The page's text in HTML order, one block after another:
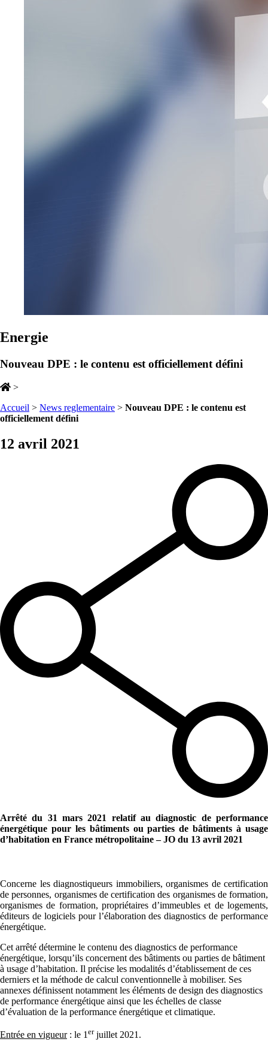
Energie
Nouveau DPE : le contenu est officiellement défini
>
Accueil > News reglementaire > Nouveau DPE : le contenu est
officiellement défini
12 avril 2021
Arrêté du 31 mars 2021 relatif au diagnostic de performance
énergétique pour les bâtiments ou parties de bâtiments à usage
d’habitation en France métropolitaine – JO du 13 avril 2021
Concerne les diagnostiqueurs immobiliers, organismes de certification
de personnes, organismes de certification des organismes de formation,
organismes de formation, propriétaires d’immeubles et de logements,
éditeurs de logiciels pour l’élaboration des diagnostics de performance
énergétique.
Cet arrêté détermine le contenu des diagnostics de performance
énergétique, lorsqu’ils concernent des bâtiments ou parties de bâtiment
à usage d’habitation. Il précise les modalités d’établissement de ces
derniers et la méthode de calcul conventionnelle à mobiliser. Ses
annexes définissent notamment les éléments de design des diagnostics
de performance énergétique ainsi que les échelles de classe
d’évaluation de la performance énergétique et climatique.
Entrée en vigueur: le 1 erjuillet 2021.